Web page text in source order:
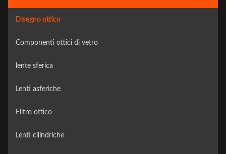
Disegno ottico
Componenti ottici di vetro
lente sferica
Lenti asferiche
Filtro ottico
Lenti cilindriche